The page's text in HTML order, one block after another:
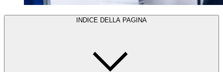
INDICE DELLA PAGINA